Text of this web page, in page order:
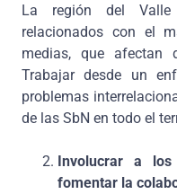
La región del
relacionados con el
medias, que afectan
Trabajar desde un
problemas
de las SbN en todo el
Involucrar a
fomentar la